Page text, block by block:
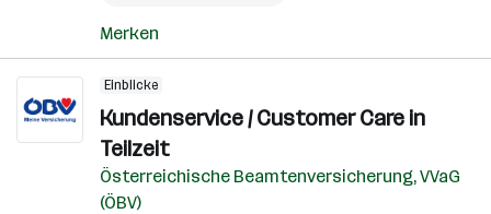
Merken
Einblicke
Kundenservice / Customer Care in
Teilzeit
Österreichische Beamtenversicherung, VVaG
(ÖBV)